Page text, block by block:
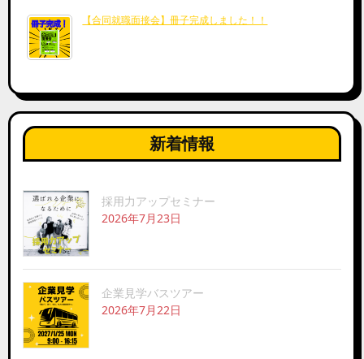
【合同就職面接会】冊子完成しました！！
新着情報
採用力アップセミナー
2026年7月23日
企業見学バスツアー
2026年7月22日